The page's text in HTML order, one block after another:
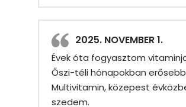
2025. NOVEMBER 1.
Évek óta fogyasztom
Őszi-téli hónapokban erősebb
Multivitamin, közepest
szedem.